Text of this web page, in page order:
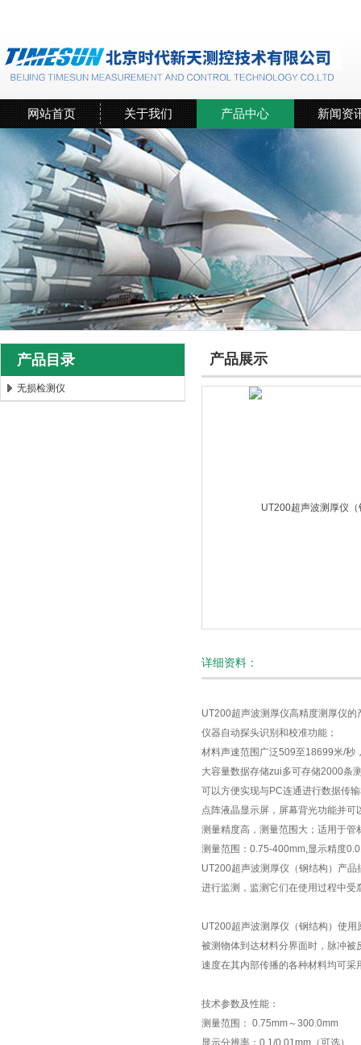
网站首页 关于我们 产品中心 新闻资
产品目录
无损检测仪
产品展示
详细资料：
UT200超声波测厚仪高精度测厚仪
仪器自动探头识别和校准功能；
材料声速范围广泛509至18699米/秒
大容量数据存储zui多可存储2000条
可以方便实现与PC连通进行数据传
点阵液晶显示屏，屏幕背光功能并
测量精度高，测量范围大；适用于管
测量范围：0.75-400mm,显示精度
UT200超声波测厚仪（钢结构）产
进行监测，监测它们在使用过程中
UT200超声波测厚仪（钢结构）使
被测物体到达材料分界面时，脉冲
速度在其内部传播的各种材料均可
技术参数及性能：
测量范围： 0.75mm～300.0mm
显示分辨率：0.1/0.01mm（可